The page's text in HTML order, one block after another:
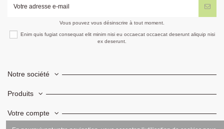
Vous pouvez vous désinscrire à tout moment.
Enim quis fugiat consequat elit minim nisi eu occaecat occaecat deserunt aliquip nisi
ex deserunt.
Notre société
Produits
Votre compte